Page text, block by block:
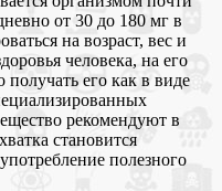
от 30 до 180 мг в
на возраст, вес и
человека, на его
его как в виде
рекомендуют в
становится
полезного